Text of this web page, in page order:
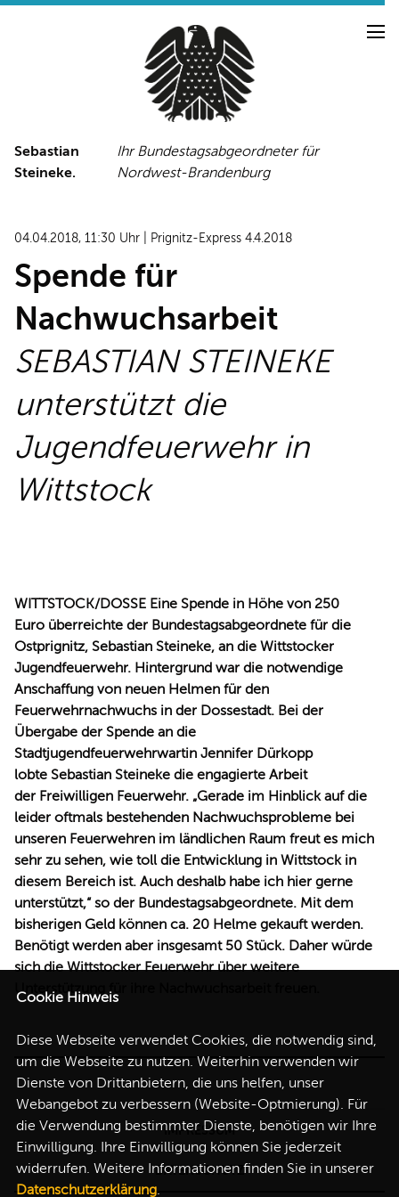
Sebastian
Steineke.
Ihr Bundestagsabgeordneter für
Nordwest-Brandenburg
NEUIGKEITEN
PRESSEFOTOS
FACEBOOK-SEITE
04.04.2018, 11:30 Uhr | Prignitz-Express 4.4.2018
Spende für
Nachwuchsarbeit
SEBASTIAN STEINEKE
unterstützt die
Jugendfeuerwehr in
Wittstock
WITTSTOCK/DOSSE Eine Spende in Höhe von 250
Euro überreichte der Bundestagsabgeordnete für die
Ostprignitz, Sebastian Steineke, an die Wittstocker
Jugendfeuerwehr. Hintergrund war die notwendige
Anschaffung von neuen Helmen für den
Feuerwehrnachwuchs in der Dossestadt. Bei der
Übergabe der Spende an die
Stadtjugendfeuerwehrwartin Jennifer Dürkopp
lobte Sebastian Steineke die engagierte Arbeit
der Freiwilligen Feuerwehr. „Gerade im Hinblick auf die
leider oftmals bestehenden Nachwuchsprobleme bei
unseren Feuerwehren im ländlichen Raum freut es mich
sehr zu sehen, wie toll die Entwicklung in Wittstock in
diesem Bereich ist. Auch deshalb habe ich hier gerne
unterstützt,“ so der Bundestagsabgeordnete. Mit dem
bisherigen Geld können ca. 20 Helme gekauft werden.
Benötigt werden aber insgesamt 50 Stück. Daher würde
sich die Wittstocker Feuerwehr über weitere
Unterstützung für ihre Nachwuchsarbeit freuen.
IMPRESSUM
DATENSCHUTZ
Cookie Hinweis
Diese Webseite verwendet Cookies, die notwendig sind,
um die Webseite zu nutzen. Weiterhin verwenden wir
Dienste von Drittanbietern, die uns helfen, unser
Webangebot zu verbessern (Website-Optmierung). Für
die Verwendung bestimmter Dienste, benötigen wir Ihre
Einwilligung. Ihre Einwilligung können Sie jederzeit
widerrufen. Weitere Informationen finden Sie in unserer
Datenschutzerklärung.